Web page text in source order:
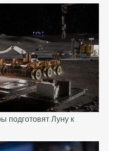
подготовят Луну к